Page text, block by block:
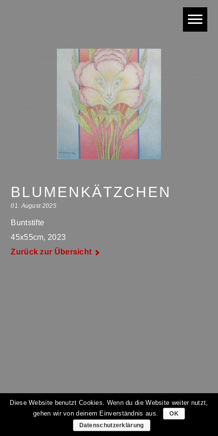
BLUMENKÄTZCHEN
01. August 2025
Buntstifte
45x55cm, 2023
Zurück zur Übersicht
Diese Website benutzt Cookies. Wenn du die Website weiter nutzt,
gehen wir von deinem Einverständnis aus.
OK
Datenschutzerklärung